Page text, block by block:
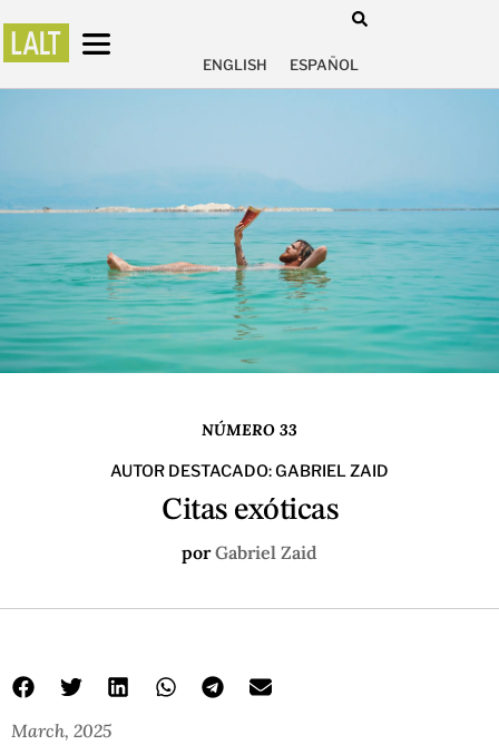
ENGLISH ESPAÑOL
NÚMERO 33
AUTOR DESTACADO: GABRIEL ZAID
Citas exóticas
porGabriel Zaid
March, 2025